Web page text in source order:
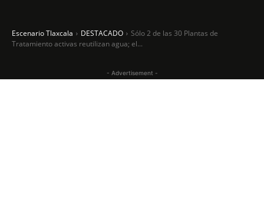
Escenario Tlaxcala DESTACADO
Sólo 2 de las 30 Plantas de
Tratamiento activas reutilizan agua; el...
- Advertisement -